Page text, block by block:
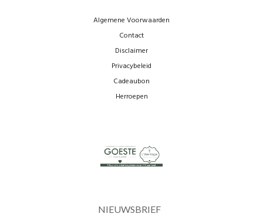
Algemene Voorwaarden
Contact
Disclaimer
Privacybeleid
Cadeaubon
Herroepen
NIEUWSBRIEF